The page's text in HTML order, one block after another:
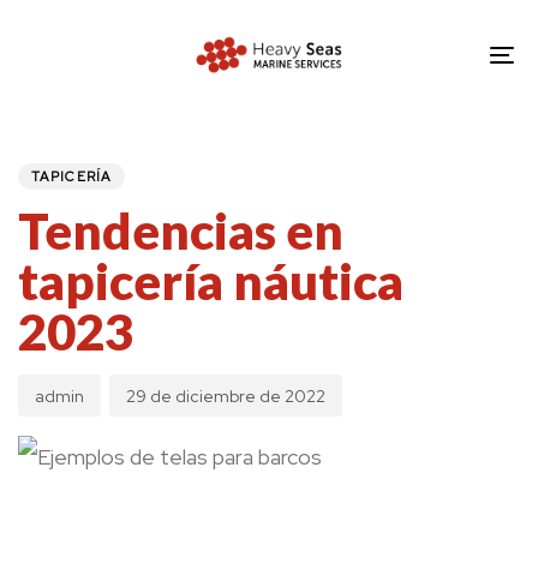
content
TAPICERÍA
Tendencias en
tapicería náutica
2023
admin 29 de diciembre de 2022